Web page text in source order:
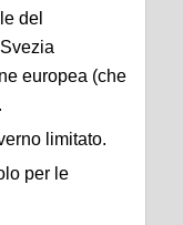
del
europea (che
limitato.
per le